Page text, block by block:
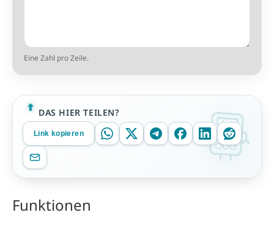
Eine Zahl pro Zeile.
DAS HIER TEILEN?
Link kopieren
Funktionen